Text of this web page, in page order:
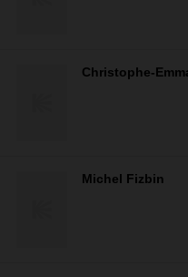
Christophe-
Michel Fizbin